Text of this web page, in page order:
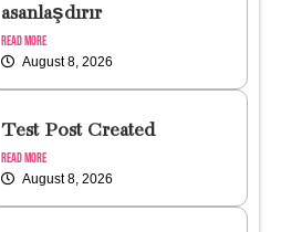
asanlaşdırır
Read More
August 8, 2026
Test Post Created
Read More
August 8, 2026